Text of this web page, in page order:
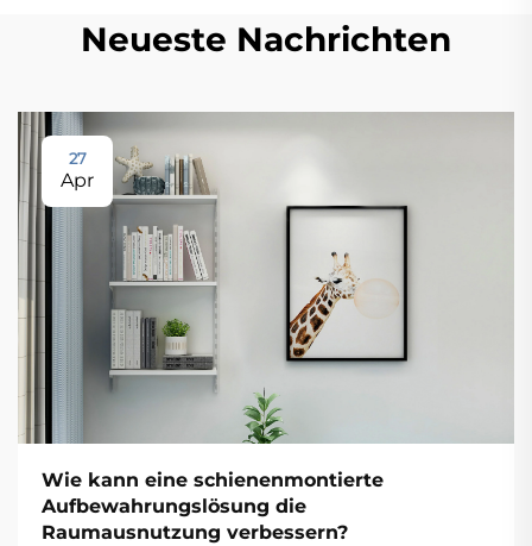
Neueste Nachrichten
27
Apr
Wie kann eine schienenmontierte
Aufbewahrungslösung die
Raumausnutzung verbessern?